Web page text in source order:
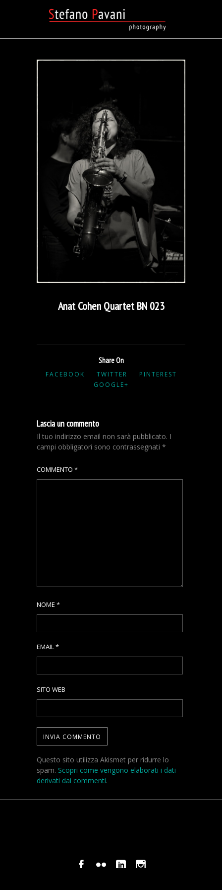
Anat Cohen Quartet BN 023
Share On
FACEBOOK TWITTER
PINTEREST
GOOGLE+
Lascia un commento
Il tuo indirizzo email non sarà pubblicato. I
campi obbligatori sono contrassegnati *
COMMENTO *
NOME *
EMAIL*
SITO WEB
Questo sito utilizza Akismet per ridurre lo
spam. Scopri come vengono elaborati i dati
derivati dai commenti.